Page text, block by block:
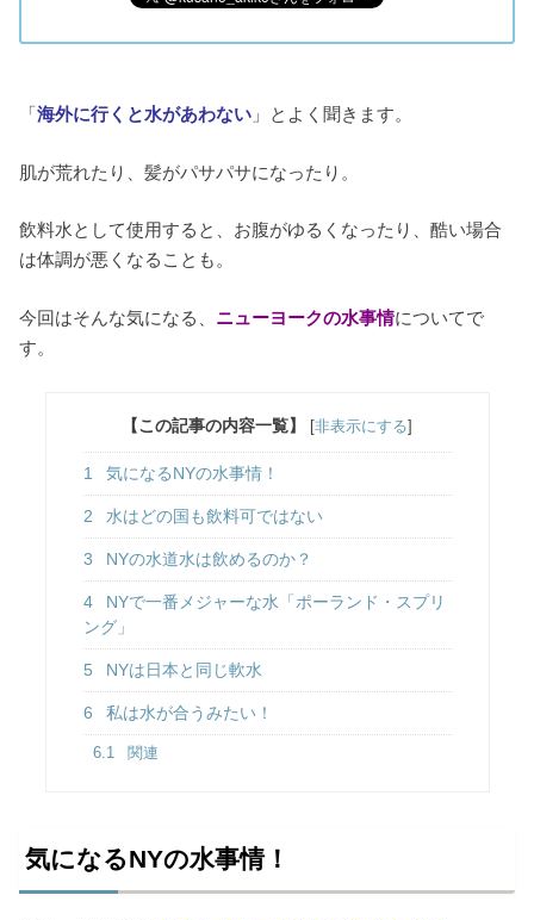
「海外に行くと水があわない 」とよく聞きます。
肌が荒れたり、髪がパサパサになったり。
飲料水として使用すると、お腹がゆるくなったり、酷い場合
は体調が悪くなることも。
今回はそんな気になる、 ニューヨークの水事情についてで
す。
【この記事の内容一覧】 [非表示にする]
1 気になるNYの水事情！
2 水はどの国も飲料可ではない
3 NYの水道水は飲めるのか？
4
NYで一番メジャーな水「ポーランド・スプリ
ング」
5 NYは日本と同じ軟水
6 私は水が合うみたい！
6.1 関連
気になるNYの水事情！